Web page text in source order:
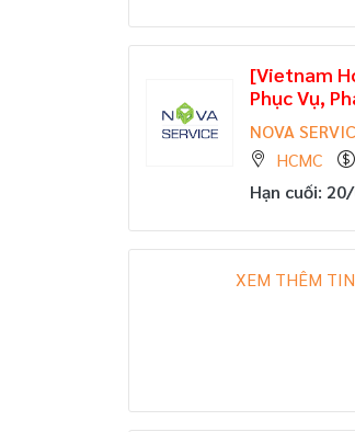
[Vietnam
Phục Vụ,
NOVA
HCMC
Hạn cuối:
XEM THÊM